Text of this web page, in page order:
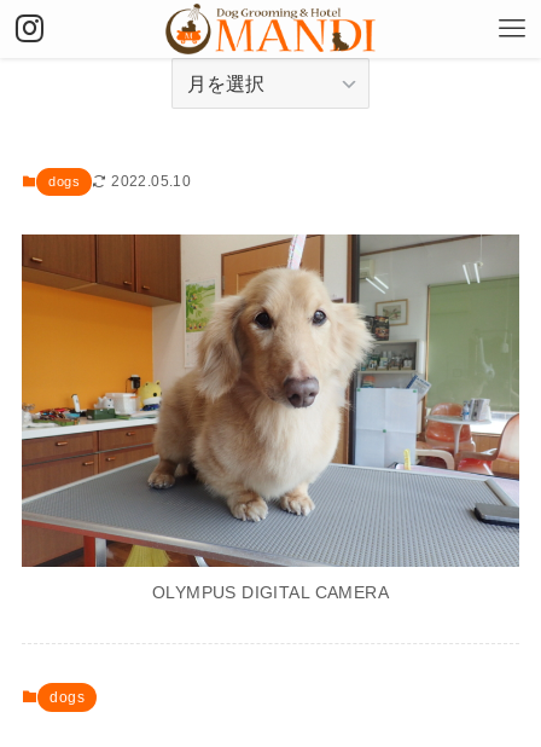
dogs 2022.05.10
OLYMPUS DIGITAL CAMERA
dogs